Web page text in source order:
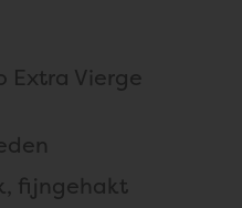
Extra Vierge
fijngehakt